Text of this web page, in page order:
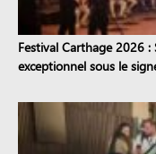
Festival Carthage 2026
exceptionnel sous le